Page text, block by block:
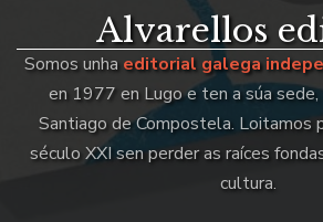
Alvarellos
Somos unha editorial galega
en 1977 en Lugo e ten a súa
Santiago de Compostela. Loitamos
século XXI sen perder as raíces
cultura.